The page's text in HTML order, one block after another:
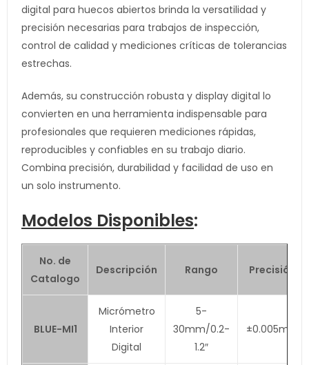
digital para huecos abiertos brinda la versatilidad y
precisión necesarias para trabajos de inspección,
control de calidad y mediciones críticas de tolerancias
estrechas.
Además, su construcción robusta y display digital lo
convierten en una herramienta indispensable para
profesionales que requieren mediciones rápidas,
reproducibles y confiables en su trabajo diario.
Combina precisión, durabilidad y facilidad de uso en
un solo instrumento.
Modelos Disponibles:
No. de
Catalogo
Descripción Rango Precisión
BLUE-MI1
Micrómetro
Interior
Digital
5-
30mm/0.2-
1.2″
±0.005mm